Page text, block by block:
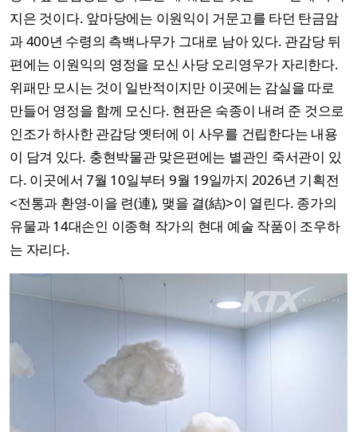
지은 것이다. 앞마당에는 이원익이 거문고를 타던 탄금암
과 400년 수령의 측백나무가 그대로 남아 있다. 관감당 뒤
편에는 이원익의 영정을 모신 사당 오리영우가 자리한다.
위패만 모시는 것이 일반적이지만 이곳에는 감실을 따로
만들어 영정을 함께 모신다. 현판은 숙종이 내려 준 것으로
인조가 하사한 관감당 옛터에 이 사우를 건립한다는 내용
이 담겨 있다. 충현박물관 맞은편에는 별관인 죽서관이 있
다. 이곳에서 7월 10일부터 9월 19일까지 2026년 기획전
<전통과 환영‐이을 련(連), 맺을 결(結)>이 열린다. 종가의
유물과 14대손인 이종혁 작가의 현대 예술 작품이 조우하
는 자리다.